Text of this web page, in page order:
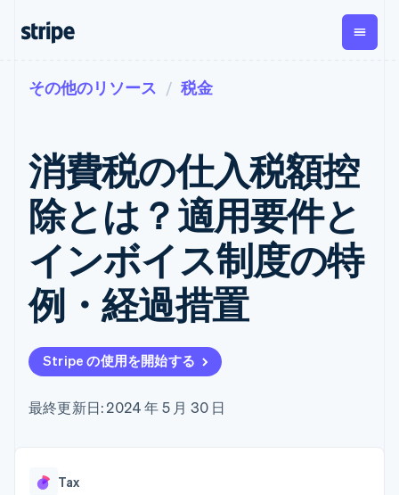
支払い
オンライン決
済
Managed
Payments
マーチャント
オブレコード
ソリューショ
Payment links
コーディング
不要の決済ペ
ージ
Checkout
UI
Elements
ポーネント
決済手段
済手段を利用
対面支払い
収益
経常収益
Metronome
従量課金
サブスクリ
プション
サブスクリ
プションの
管理
Invoicing
1 回限りまた
は継続
消費税と
VAT の自動
Recognition
自動化
Global
Payouts
第三者
への入
金
イス
プラッ
フォー
決済の
企業規模別
ユースケース別
エージェンティックコマ
ース
E コマース / ECサイト
埋込型金融
請求・財務関連
アプリ内決済
マーケットプレイス
資金管理
SaaS
ドキュメント
ライブラリと SDK
Stripe Apps
ガイド
オンライン決済を受け付
け
構築済みの決済を実装
マーケットプレイスを構
築する
サブスクリプションを管
従量課金請求を提供
のカードを発行
学ぶ
ガイド
サポート
サポートに問い合わせる
管理サポートプラン
プロフェッショナルサー
ビス
その他のリソース 税金
消費税の仕入税額控
除とは？適用要件と
インボイス制度の特
例・経過措置
Stripe の使用を開始する
最終更新日: 2024 年 5 月 30 日
Tax